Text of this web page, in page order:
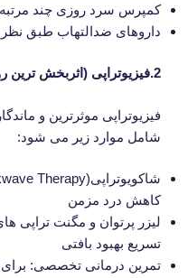
کمپرس سرد روزی چند
داروهای ضدالتهاب طبق
2.فیزیوتراپی (اثربخش ترین روش درمانی)
فیزیوتراپی موثرترین و
شامل موارد زیر می شود:
کاهش درد مزمن
لیزر پرتوان و مگنت تراپی
تسریع بهبود بافتی
تمرین درمانی تخصصی: